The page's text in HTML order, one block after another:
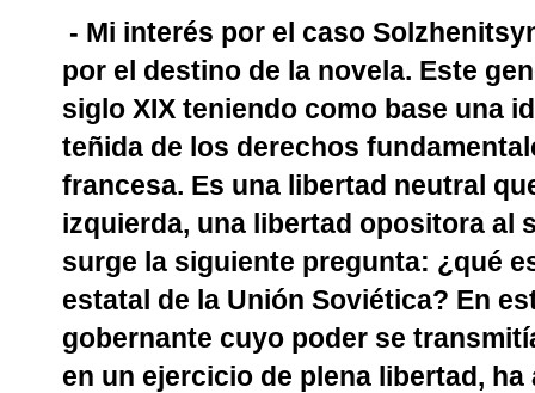
- Mi interés por el caso
por el destino de la novela. Este
siglo XIX teniendo como base una
teñida de los derechos
francesa. Es una libertad neutral
izquierda, una libertad opositora al
surge la siguiente pregunta: ¿qué
estatal de la Unión Soviética? En
gobernante cuyo poder se
en un ejercicio de plena libertad,